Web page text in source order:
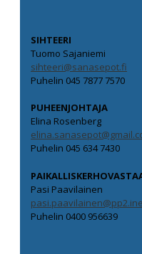
SIHTEERI
Tuomo Sajaniemi
sihteeri@sanasepot.fi
Puhelin 045 7877 7570
PUHEENJOHTAJA
Elina Rosenberg
Puhelin 045 634 7430
Pasi Paavilainen
Puhelin 0400 956639